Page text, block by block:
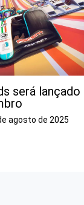
será lançado
agosto de 2025